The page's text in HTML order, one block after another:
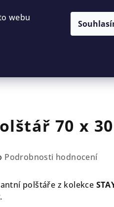
webu
70 x
Podrobnosti hodnocení
polštáře z kolekce